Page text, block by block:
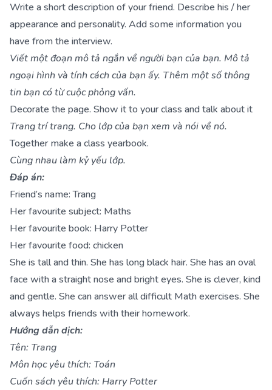
Write a short description of your friend. Describe his / her
appearance and personality. Add some information you
have from the interview.
Viết một đoạn mô tả ngắn về người bạn của bạn. Mô tả
ngoại hình và tính cách của bạn ấy. Thêm một số thông
tin bạn có từ cuộc phỏng vấn.
Decorate the page. Show it to your class and talk about it
Trang trí trang. Cho lớp của bạn xem và nói về nó.
Together make a class yearbook.
Cùng nhau làm kỷ yếu lớp.
Đáp án:
Friend’s name: Trang
Her favourite subject: Maths
Her favourite book: Harry Potter
Her favourite food: chicken
She is tall and thin. She has long black hair. She has an oval
face with a straight nose and bright eyes. She is clever, kind
and gentle. She can answer all difficult Math exercises. She
always helps friends with their homework.
Hướng dẫn dịch:
Tên: Trang
Môn học yêu thích: Toán
Cuốn sách yêu thích: Harry Potter